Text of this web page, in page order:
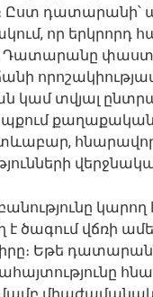
Ըստ
որ
Դատարանը
կամ տվյալ
քաղաքական
է ծագում վճռի
Եթե դատարանն